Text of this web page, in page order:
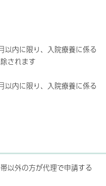
以内に限り、入院療養に係る
されます
以内に限り、入院療養に係る
以外の方が代理で申請する